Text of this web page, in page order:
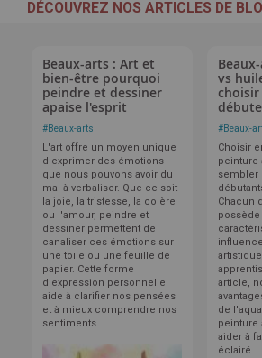
DÉCOUVREZ NOS ARTICLES DE
Beaux-arts : Art et
bien-être pourquoi
peindre et dessiner
apaise l'esprit
#Beaux-arts
L'art offre un moyen unique
d'exprimer des émotions
que nous pouvons avoir du
mal à verbaliser. Que ce soit
la joie, la tristesse, la colère
ou l'amour, peindre et
dessiner permettent de
canaliser ces émotions sur
une toile ou une feuille de
papier. Cette forme
d'expression personnelle
aide à clarifier nos pensées
et à mieux comprendre nos
sentiments.
vs
débute
#Beaux-
Choisir
peinture
sembler
Chacun
article,
de
peinture
aider à
éclairé.